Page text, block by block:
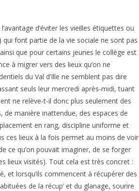
d’éviter les vieilles étiquettes ou
font partie de la vie sociale ne sont pas
que pour certains jeunes le collège est
à migrer vers des lieux qu’on ne
du Val d’Ille ne semblent pas dire
seuls leur mercredi après-midi, tuant
ne relève-t-il donc plus seulement des
de manière inattendue, des espaces de
en rang, discipline uniforme et
ces lieux à la fois permet au moins de voir
ce qu’on pouvait imaginer, de se forger
lieux visités). Tout cela est très concret :
et lorsqu’ils commencent à récupérer des
de la récup’ et du glanage, sourire